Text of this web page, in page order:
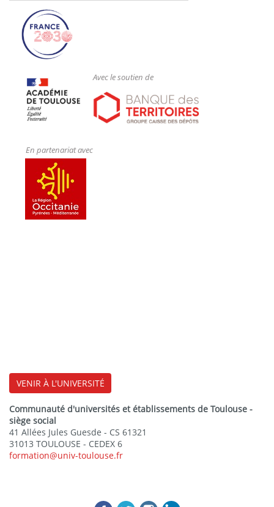
Avec le soutien de
En partenariat avec
VENIR À L'UNIVERSITÉ
Communauté d'universités et établissements de Toulouse -
siège social
41 Allées Jules Guesde - CS 61321
31013 TOULOUSE - CEDEX 6
formation@univ-toulouse.fr